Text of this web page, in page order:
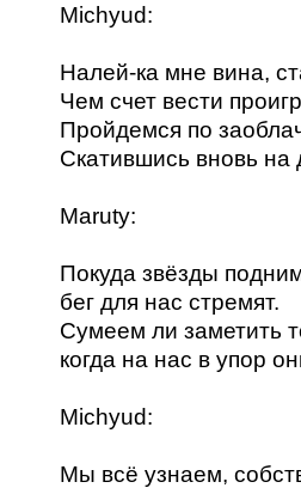
Michyud:
Налей-ка мне вина,
Чем счет вести
Пройдемся по
Скатившись вновь на
Maruty:
Покуда звёзды
бег для нас стремят.
Сумеем ли заметить
когда на нас в упор
Michyud:
Мы всё узнаем,